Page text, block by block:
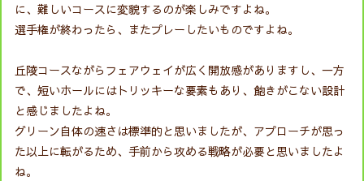
に、難しいコースに変貌するのが楽しみですよね。
選手権が終わったら、またプレーしたいものですよね。
丘陵コースながらフェアウェイが広く開放感がありますし、一方
で、短いホールにはトリッキーな要素もあり、飽きがこない設計
と感じましたよね。
グリーン自体の速さは標準的と思いましたが、アプローチが思っ
た以上に転がるため、手前から攻める戦略が必要と思いましたよ
ね。